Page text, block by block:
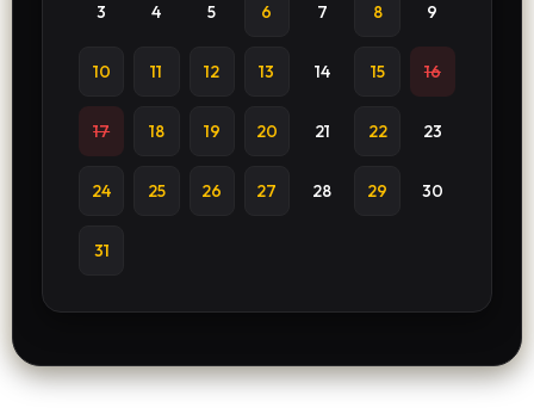
3 4 5 6 7 8 9
10 11 12 13 14 15 16
17 18 19 20 21 22 23
24 25 26 27 28 29 30
31